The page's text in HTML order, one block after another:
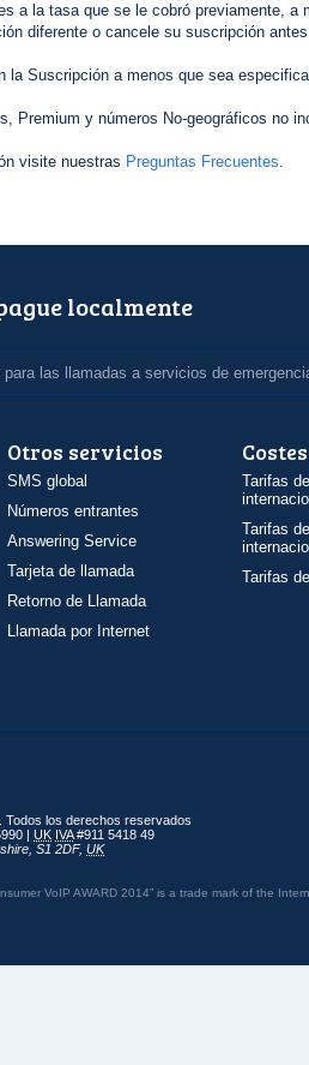
a la tasa que se le cobró previamente, a
diferente o cancele su suscripción
la Suscripción a menos que sea
Premium y números No-geográficos no
visite nuestras Preguntas Frecuentes.
localmente
para las llamadas a servicios de
Otros servicios
SMS global
Números entrantes
Answering Service
Tarjeta de llamada
Retorno de Llamada
Llamada por Internet
Costes
Tarifas
Tarifas
Tarifas
. Todos los derechos reservados
| UK IVA#911 5418 49
S1 2DF, UK
VoIP AWARD 2014” is a trade mark of the